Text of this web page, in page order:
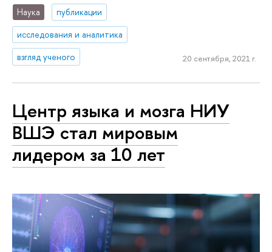
Наука
публикации
исследования и аналитика
взгляд ученого
20 сентября, 2021 г.
Центр языка и мозга НИУ
ВШЭ стал мировым
лидером за 10 лет